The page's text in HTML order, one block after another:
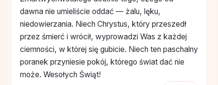
dawna nie umieliście oddać — żalu, lęku,
niedowierzania. Niech Chrystus, który przeszedł
przez śmierć i wrócił, wyprowadzi Was z każdej
ciemności, w której się gubicie. Niech ten paschalny
poranek przyniesie pokój, którego świat dać nie
może. Wesołych Świąt!